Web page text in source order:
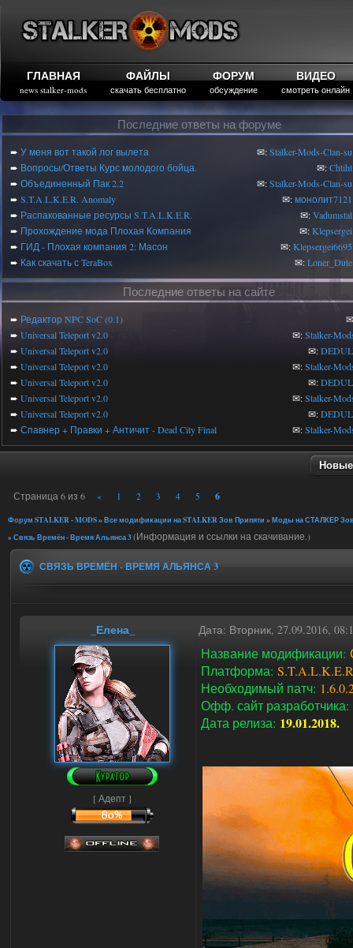
ГЛАВНАЯ
news stalker-mods
ФАЙЛЫ
скачать бесплатно
ФОРУМ
обсуждение
ВИДЕО
смотреть онлайн
Последние ответы на форуме
➨ У меня вот такой лог вылета ✉:Stalker-Mods-Clan-su
➨ Вопросы/Ответы Курс молодого бойца. ✉:Chtiht
➨ Объединенный Пак 2.2 ✉:Stalker-Mods-Clan-su
➨ S.T.A.L.K.E.R. Anomaly ✉:монолит7121
➨ Распакованные ресурсы S.T.A.L.K.E.R. ✉:Vadumstal
➨ Прохождение мода Плохая Компания ✉:Klepsergei
➨ ГИД - Плохая компания 2: Масон ✉:Klepsergei6695
➨ Как скачать с TeraBox ✉:Loner_Dute
Последние ответы на сайте
➨ Редактор NPC SoC (0.1)
➨ Universal Teleport v2.0 ✉:Stalker-
➨ Universal Teleport v2.0 ✉:
➨ Universal Teleport v2.0 ✉:Stalker-
➨ Universal Teleport v2.0 ✉:
➨ Universal Teleport v2.0 ✉:Stalker-
➨ Universal Teleport v2.0 ✉:
➨ Спавнер + Правки + Античит - Dead City Final ✉:Stalker-
Страница 6 из 6 « 1 2 3 4 5 6
Форум STALKER - MODS» Все модификации на STALKER Зов Припяти » Моды на СТАЛКЕР
» Связь Времён - Время Альянса 3(Информация и ссылки на скачивание.)
СВЯЗЬ ВРЕМЁН - ВРЕМЯ АЛЬЯНСА 3
_Елена_ Дата: Вторник, 27.09.2016,
[ Адепт ]
Название модификации:
Платформа:
Необходимый патч:
Офф. сайт разработчика:
Дата релиза: 19.01.2018.